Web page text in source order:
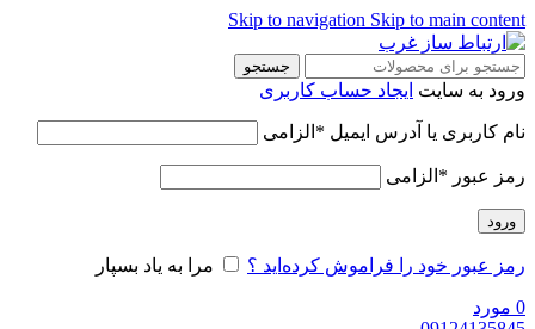
Skip to navigationSkip to main
جستجو
به سایتایجاد حساب کاربری
کاربری یا آدرس ایمیل*الزامی
عبور*الزامی
عبور خود را فراموش کرده‌اید ؟ مرا به یاد بسپار